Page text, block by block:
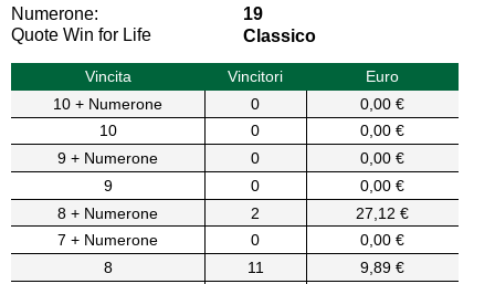
Numerone:
19
Quote Win for Life
Classico
Vincita Vincitori
Euro
10 + Numerone
0
0,00 €
10
0
0,00 €
9 + Numerone
0
0,00 €
9
0
0,00 €
8 + Numerone
2
27,12 €
7 + Numerone
0
0,00 €
8
11
9,89 €